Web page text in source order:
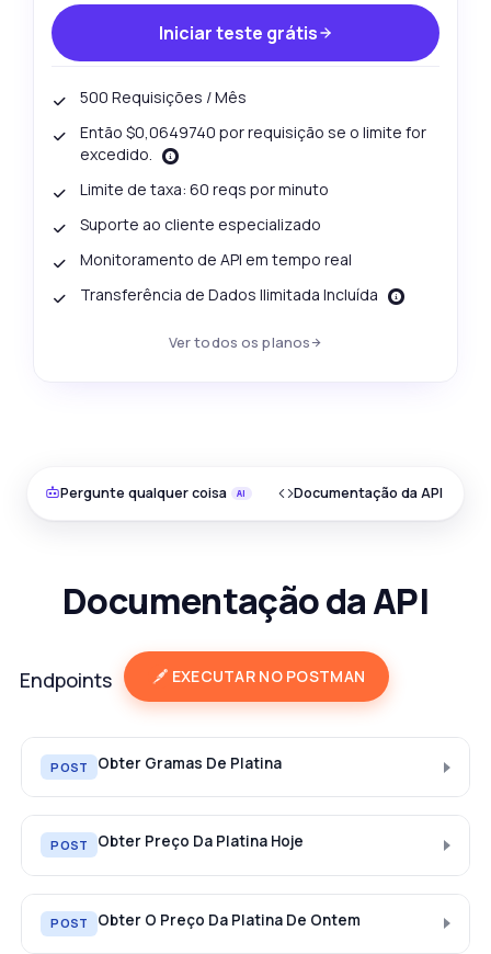
Iniciar teste grátis
500 Requisições / Mês
Então $0,0649740 por requisição se o limite for
excedido.
Limite de taxa: 60 reqs por minuto
Suporte ao cliente especializado
Monitoramento de API em tempo real
Transferência de Dados Ilimitada Incluída
Ver todos os planos
Pergunte qualquer coisa Documentação da API
Documentação da API
Endpoints EXECUTAR NO POSTMAN
POST Obter Gramas De Platina
POST Obter Preço Da Platina Hoje
POST Obter O Preço Da Platina De Ontem